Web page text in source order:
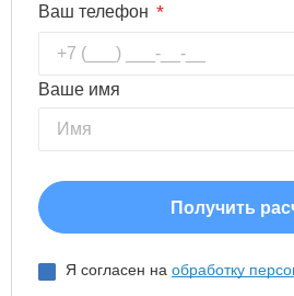
Ваш телефон *
Ваше имя
Я согласен на обработку